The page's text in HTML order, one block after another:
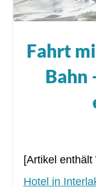
Fahrt
Bahn
[Artikel
Hotel in